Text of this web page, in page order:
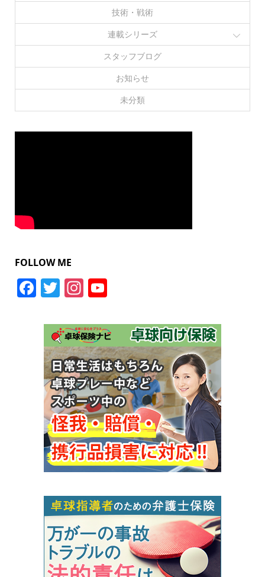
技術・戦術
連載シリーズ
スタッフブログ
お知らせ
未分類
FOLLOW ME
Facebook
TwitterInstagram